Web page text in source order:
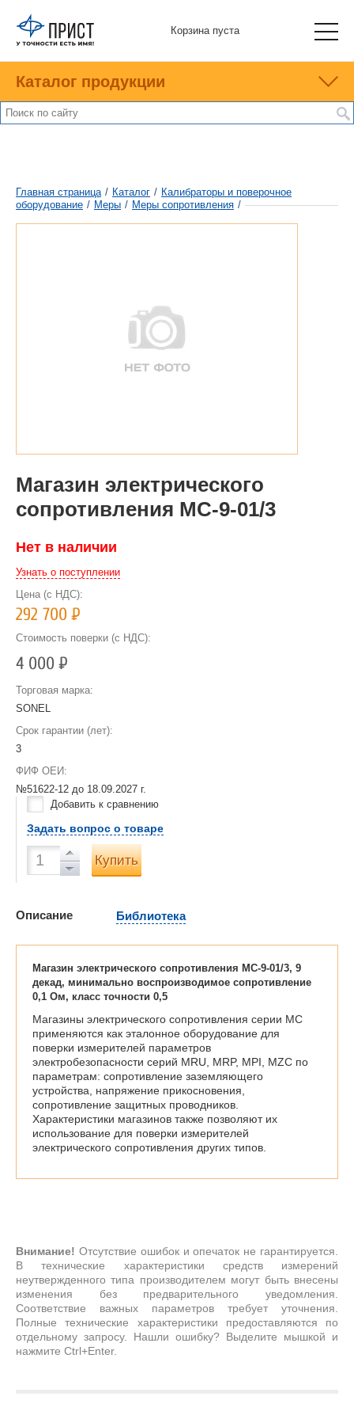
Корзина пуста
Каталог продукции
Главная страница / Каталог / Калибраторы и поверочное
оборудование / Меры / Меры сопротивления /
Магазин электрического
сопротивления МС-9-01/3
Нет в наличии
Узнать о поступлении
Цена (с НДС):
292 700Р
Стоимость поверки (с НДС):
4 000Р
Торговая марка:
SONEL
Срок гарантии (лет):
3
ФИФ ОЕИ:
№51622-12 до 18.09.2027 г.
Добавить к сравнению
Задать вопрос о товаре
Купить
Описание Библиотека
Магазин электрического сопротивления МС-9-01/3, 9
декад, минимально воспроизводимое сопротивление
0,1 Ом, класс точности 0,5
Магазины электрического сопротивления серии МС
применяются как эталонное оборудование для
поверки измерителей параметров
электробезопасности серий MRU, MRP, MPI, MZC по
параметрам: сопротивление заземляющего
устройства, напряжение прикосновения,
сопротивление защитных проводников.
Характеристики магазинов также позволяют их
использование для поверки измерителей
электрического сопротивления других типов.
Внимание! Отсутствие ошибок и опечаток не гарантируется.
В технические характеристики средств измерений
неутвержденного типа производителем могут быть внесены
изменения без предварительного уведомления.
Соответствие важных параметров требует уточнения.
Полные технические характеристики предоставляются по
отдельному запросу. Нашли ошибку? Выделите мышкой и
нажмите Ctrl+Enter.